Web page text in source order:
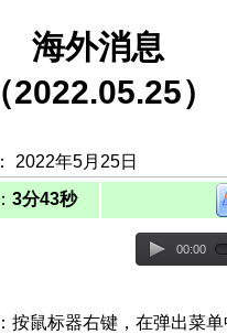
海外消息
（2022.05.25）
2022年5月25日
3分43秒
00:00
按鼠标器右键，在弹出菜